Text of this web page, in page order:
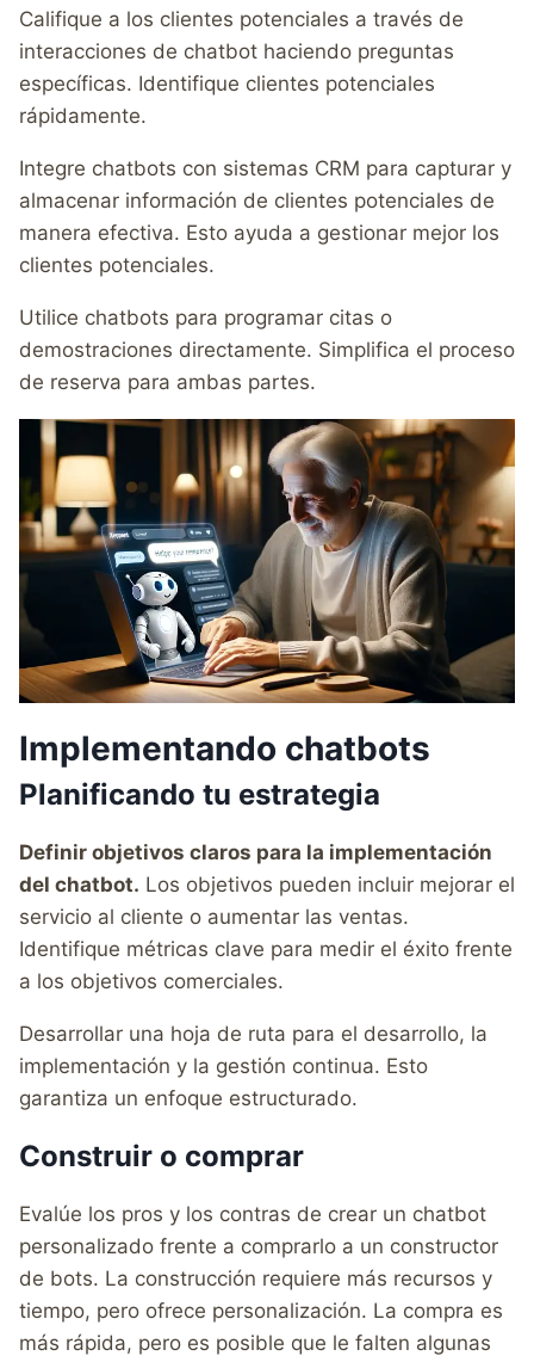
Califique a los clientes potenciales a través de
interacciones de chatbot haciendo preguntas
específicas. Identifique clientes potenciales
rápidamente.
Integre chatbots con sistemas CRM para capturar y
almacenar información de clientes potenciales de
manera efectiva. Esto ayuda a gestionar mejor los
clientes potenciales.
Utilice chatbots para programar citas o
demostraciones directamente. Simplifica el proceso
de reserva para ambas partes.
Implementando chatbots
Planificando tu estrategia
Definir objetivos claros para la implementación
del chatbot. Los objetivos pueden incluir mejorar el
servicio al cliente o aumentar las ventas.
Identifique métricas clave para medir el éxito frente
a los objetivos comerciales.
Desarrollar una hoja de ruta para el desarrollo, la
implementación y la gestión continua. Esto
garantiza un enfoque estructurado.
Construir o comprar
Evalúe los pros y los contras de crear un chatbot
personalizado frente a comprarlo a un constructor
de bots. La construcción requiere más recursos y
tiempo, pero ofrece personalización. La compra es
más rápida, pero es posible que le falten algunas